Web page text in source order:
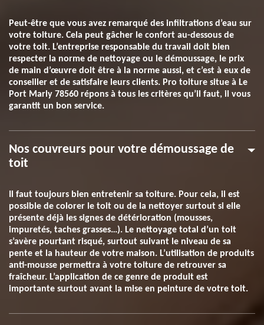
Peut-être que vous avez remarqué des infiltrations d’eau sur
votre toiture. Cela peut gâcher le confort au-dessous de
votre toit. L’entreprise responsable du travail doit bien
respecter la norme de nettoyage ou le démoussage, le prix
de main d’œuvre doit être à la norme aussi, et c’est à eux de
conseiller et de satisfaire leurs clients. Pro toiture situe à Le
Port Marly 78560 répons à tous les critères qu’il faut, il vous
garantit un bon service.
Nos couvreurs pour votre démoussage de
toit
Il faut toujours bien entretenir sa toiture. Pour cela, il est
possible de colorer le toit ou de la nettoyer surtout si elle
présente déjà les signes de détérioration (mousses,
impuretés, taches grasses…). Le nettoyage total d’un toit
s’avère pourtant risqué, surtout suivant le niveau de sa
pente et la hauteur de votre maison. L’utilisation de produits
anti-mousse permettra à votre toiture de retrouver sa
fraîcheur. L’application de ce genre de produit est
importante surtout avant la mise en peinture de votre toit.